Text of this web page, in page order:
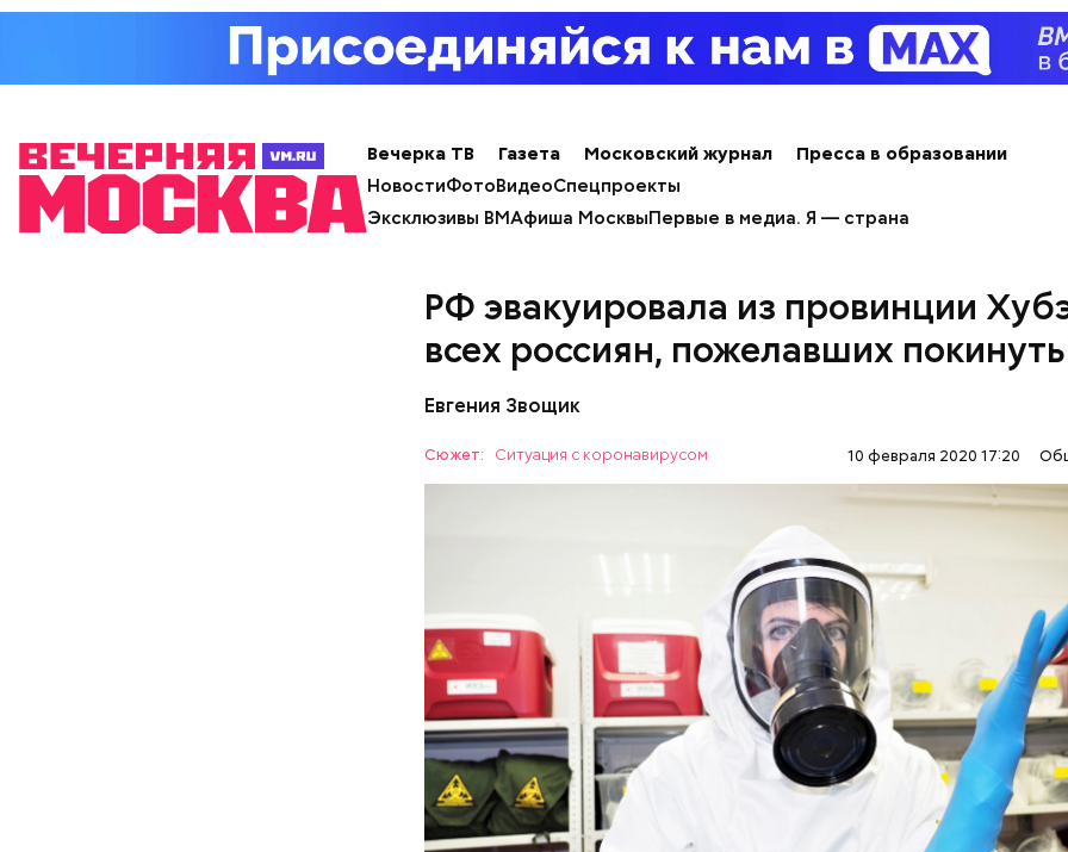
Вечерка ТВ Газета Московский журнал
Пресса в образовании
НовостиФотоВидеоСпецпроекты
Эксклюзивы ВМАфиша МосквыПервые в медиа. Я — страна
РФ эвакуировала из провинции
всех россиян, пожелавших
Евгения Звощик
Сюжет: Ситуация с коронавирусом 10 февраля 2020 17:20
Божию.
Хотела спасти малыша: как
падении из окна в Раменском
Вода за 10 тысяч: поможет ли
японский напиток сбросить
лишний вес
Людей
проезжей
легковушка
пешеходов в